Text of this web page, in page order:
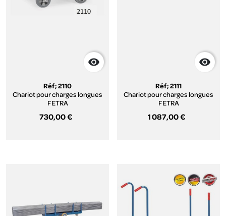

Réf; 2110
Chariot pour charges longues
FETRA
730,00 €

Réf; 2111
Chariot pour charges longues
FETRA
1 087,00 €